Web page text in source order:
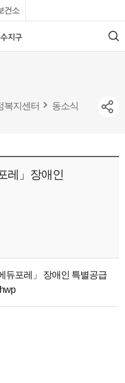
건소
검
색
복지센터 동소식
레」장애인
듀포레」 장애인 특별공급